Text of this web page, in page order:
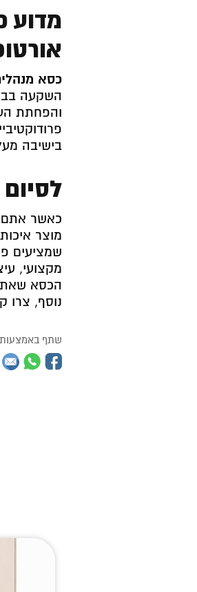
מדוע
כסא
השקעה
והפחתת
בישיבה
לסיום
כאשר אתם
מוצר
שמציעים
מקצועי,
הכסא
נוסף, צרו קשר במספר 03-
שתף